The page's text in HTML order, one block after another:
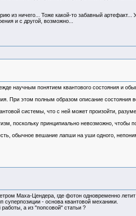
из ничего... Тоже какой-то забавный артефакт...
и с другой, возможно...
научным понятием квантового состояния и
При этом полным образом описание состояния
системы, что с ней может произойти,
поскольку принципиально невозможно, чтобы
обычное вешание лапши на уши одного,
Маха-Цендера, где фотон одновременно
- основа квантовой механики.
а из "попсовой" статьи ?